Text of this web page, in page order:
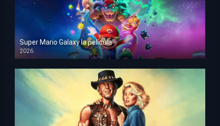
Super Mario Galaxy la película
2026
HD 1080p